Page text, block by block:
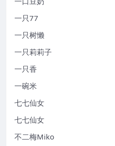
一只77
一只树懒
一只莉莉子
一只香
一碗米
七七仙女
七七仙女
不二梅Miko